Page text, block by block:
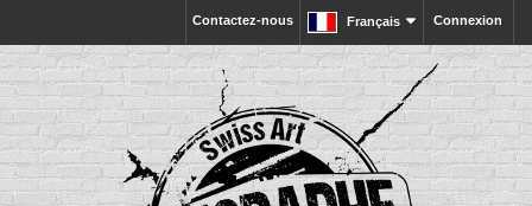
Connexion
Français
Contactez-nous